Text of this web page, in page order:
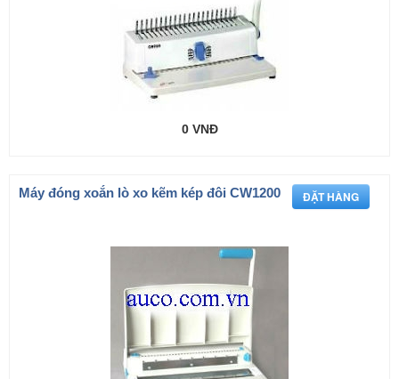
0 VNĐ
Máy đóng xoắn lò xo kẽm kép đôi CW1200